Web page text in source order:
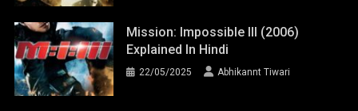
Mission: Impossible III (2006)
Explained In Hindi
22/05/2025 Abhikannt Tiwari